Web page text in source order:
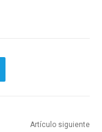
Artículo siguiente